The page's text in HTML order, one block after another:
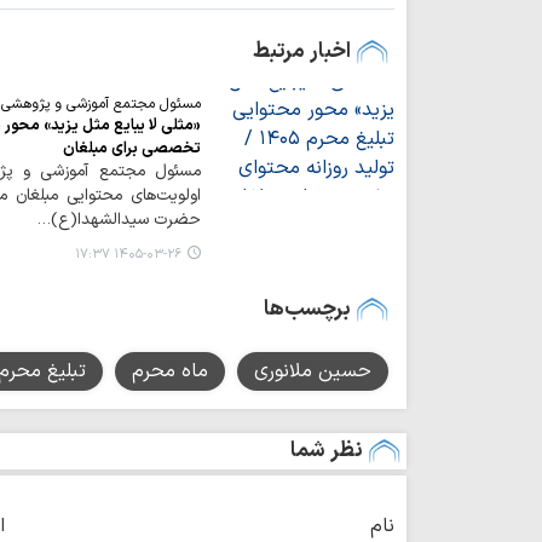
اخبار مرتبط
مسئول مجتمع آموزشی و پژوهشی
تخصصی برای مبلغان
مسئول مجتمع آموزشی و
اولویت‌های محتوایی
حضرت سیدالشهدا(ع)…
۱۴۰۵-۰۳-۲۶ ۱۷:۳۷
برچسب‌ها
حسین ملانوری ماه محرم تبلیغ
نظر شما
نام